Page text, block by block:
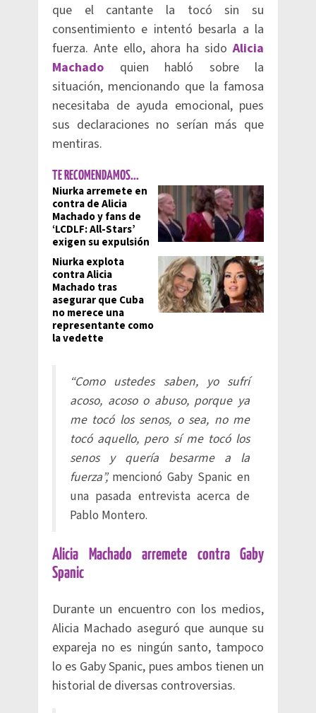
que el cantante la tocó sin su
consentimiento e intentó besarla a la
fuerza. Ante ello, ahora ha sidoAlicia
Machado quien habló sobre la
situación, mencionando que la famosa
necesitaba de ayuda emocional, pues
sus declaraciones no serían más que
mentiras.
TE RECOMENDAMOS...
Niurka arremete en
contra de Alicia
Machado y fans de
‘LCDLF: All-Stars’
exigen su expulsión
Niurka explota
contra Alicia
Machado tras
asegurar que Cuba
no merece una
representante como
la vedette
“Como ustedes saben, yo sufrí
acoso, acoso o abuso, porque ya
me tocó los senos, o sea, no me
tocó aquello, pero sí me tocó los
senos y quería besarme a la
fuerza”, mencionó Gaby Spanic en
una pasada entrevista acerca de
Pablo Montero.
Alicia Machado arremete contra Gaby
Spanic
Durante un encuentro con los medios,
Alicia Machado aseguró que aunque su
expareja no es ningún santo, tampoco
lo es Gaby Spanic, pues ambos tienen un
historial de diversas controversias.